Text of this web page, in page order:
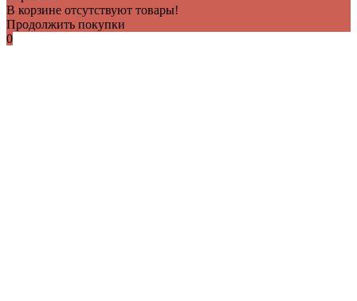
В корзине отсутствуют товары!
Продолжить покупки
0